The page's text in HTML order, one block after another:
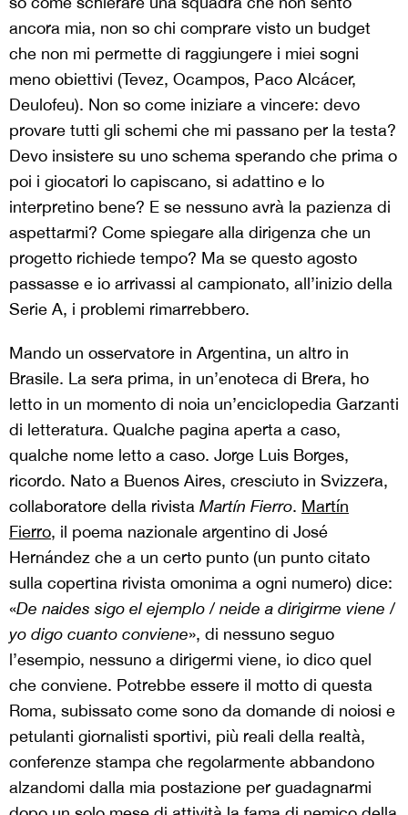
ancora mia, non so chi comprare visto un budget
che non mi permette di raggiungere i miei sogni
meno obiettivi (Tevez, Ocampos, Paco Alcácer,
Deulofeu). Non so come iniziare a vincere: devo
provare tutti gli schemi che mi passano per la testa?
Devo insistere su uno schema sperando che prima o
poi i giocatori lo capiscano, si adattino e lo
interpretino bene? E se nessuno avrà la pazienza di
aspettarmi? Come spiegare alla dirigenza che un
progetto richiede tempo? Ma se questo agosto
passasse e io arrivassi al campionato, all’inizio della
Serie A, i problemi rimarrebbero.
Mando un osservatore in Argentina, un altro in
Brasile. La sera prima, in un’enoteca di Brera, ho
letto in un momento di noia un’enciclopedia Garzanti
di letteratura. Qualche pagina aperta a caso,
qualche nome letto a caso. Jorge Luis Borges,
ricordo. Nato a Buenos Aires, cresciuto in Svizzera,
collaboratore della rivista Martín Fierro. Martín
Fierro, il poema nazionale argentino di José
Hernández che a un certo punto (un punto citato
sulla copertina rivista omonima a ogni numero) dice:
«De naides sigo el ejemplo / neide a dirigirme viene /
yo digo cuanto conviene», di nessuno seguo
l’esempio, nessuno a dirigermi viene, io dico quel
che conviene. Potrebbe essere il motto di questa
Roma, subissato come sono da domande di noiosi e
petulanti giornalisti sportivi, più reali della realtà,
conferenze stampa che regolarmente abbandono
alzandomi dalla mia postazione per guadagnarmi